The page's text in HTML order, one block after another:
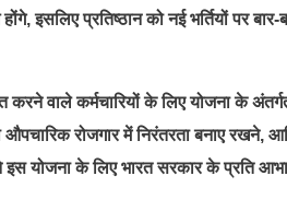
इसलिए प्रतिष्ठान को नई भर्तियों पर
करने वाले कर्मचारियों के लिए योजना के
रोजगार में निरंतरता बनाए रखने,
इस योजना के लिए भारत सरकार के प्रति